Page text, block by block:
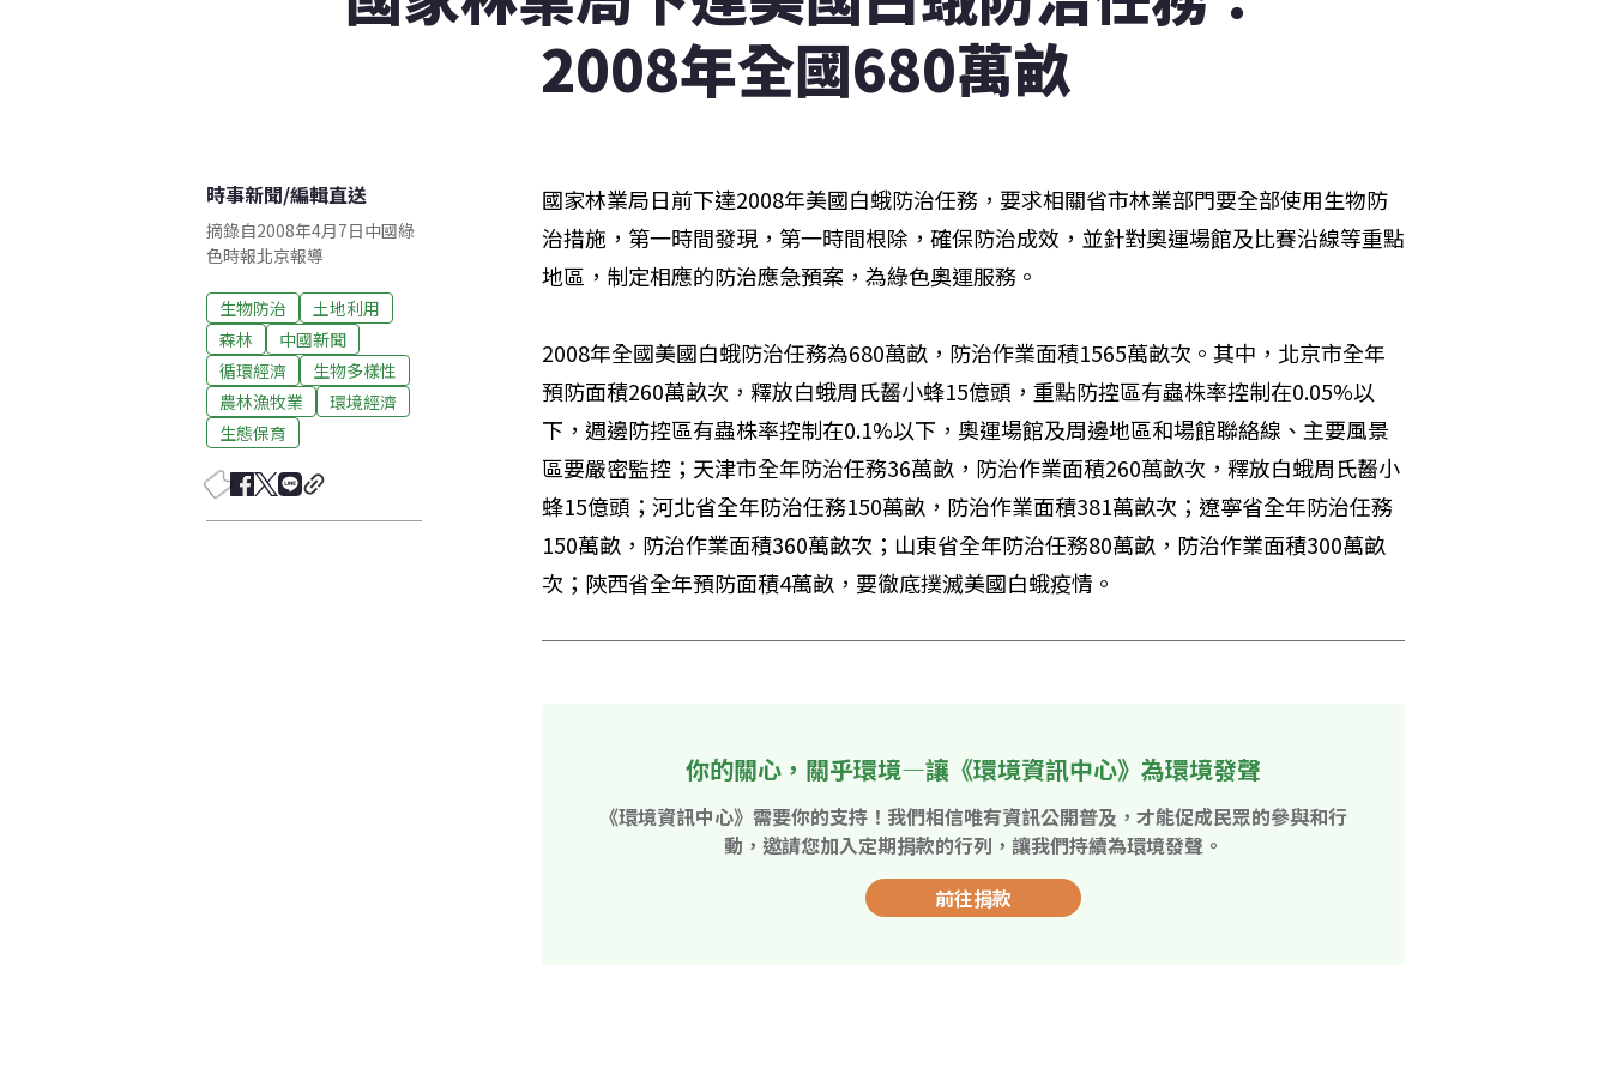
2008年全國680萬畝
時事新聞/編輯直送
摘錄自2008年4月7日中國綠
色時報北京報導
生物防治
土地利用
森林
中國新聞
循環經濟
生物多樣性
農林漁牧業
環境經濟
生態保育
國家林業局日前下達2008年美國白蛾防治任務，要求相關省市林業部門要全部使用生物防
治措施，第一時間發現，第一時間根除，確保防治成效，並針對奧運場館及比賽沿線等重點
地區，制定相應的防治應急預案，為綠色奧運服務。
2008年全國美國白蛾防治任務為680萬畝，防治作業面積1565萬畝次。其中，北京市全年
預防面積260萬畝次，釋放白蛾周氏齧小蜂15億頭，重點防控區有蟲株率控制在0.05%以
下，週邊防控區有蟲株率控制在0.1%以下，奧運場館及周邊地區和場館聯絡線、主要風景
區要嚴密監控；天津市全年防治任務36萬畝，防治作業面積260萬畝次，釋放白蛾周氏齧小
蜂15億頭；河北省全年防治任務150萬畝，防治作業面積381萬畝次；遼寧省全年防治任務
150萬畝，防治作業面積360萬畝次；山東省全年防治任務80萬畝，防治作業面積300萬畝
次；陝西省全年預防面積4萬畝，要徹底撲滅美國白蛾疫情。
你的關心，關乎環境—讓《環境資訊中心》為環境發聲
《環境資訊中心》需要你的支持！我們相信唯有資訊公開普及，才能促成民眾的參與和行
動，邀請您加入定期捐款的行列，讓我們持續為環境發聲。
前往捐款